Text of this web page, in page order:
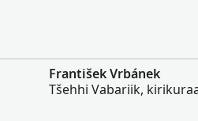
František Vrbánek
Tšehhi Vabariik,